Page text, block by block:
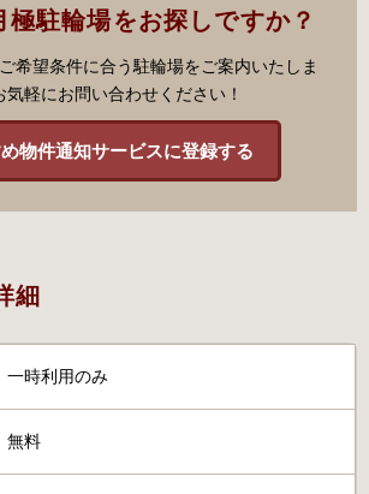
極駐輪場をお探しですか？
希望条件に合う駐輪場をご案内いたしま
気軽にお問い合わせください！
物件通知サービスに登録する
細
一時利用のみ
無料